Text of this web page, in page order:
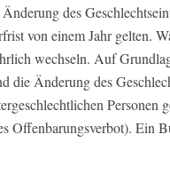
des
von einem Jahr gelten.
wechseln. Auf
die Änderung des
Personen
Offenbarungsverbot). Ein